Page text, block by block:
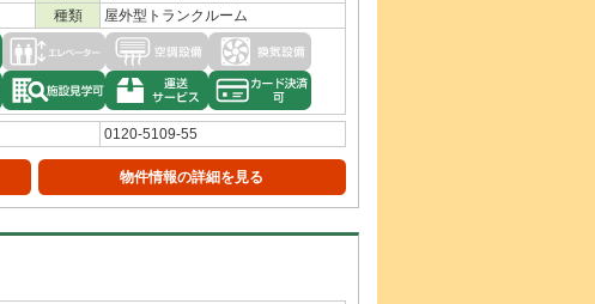
種類
屋外型トランクルーム
0120-5109-55
物件情報の詳細を見る